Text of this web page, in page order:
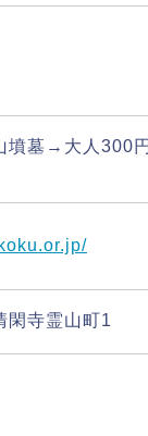
墳墓→大人300
閑寺霊山町1